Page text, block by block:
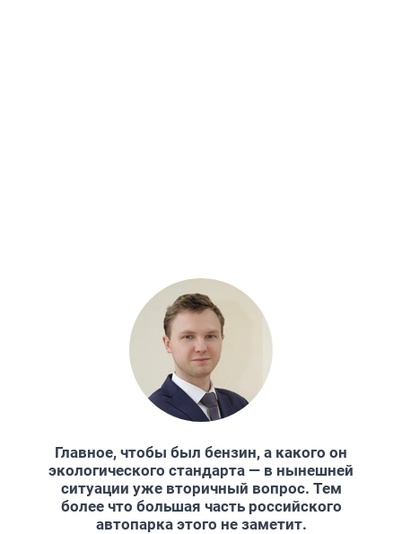
Главное, чтобы был бензин, а какого он
экологического стандарта — в нынешней
ситуации уже вторичный вопрос. Тем
более что большая часть российского
автопарка этого не заметит.